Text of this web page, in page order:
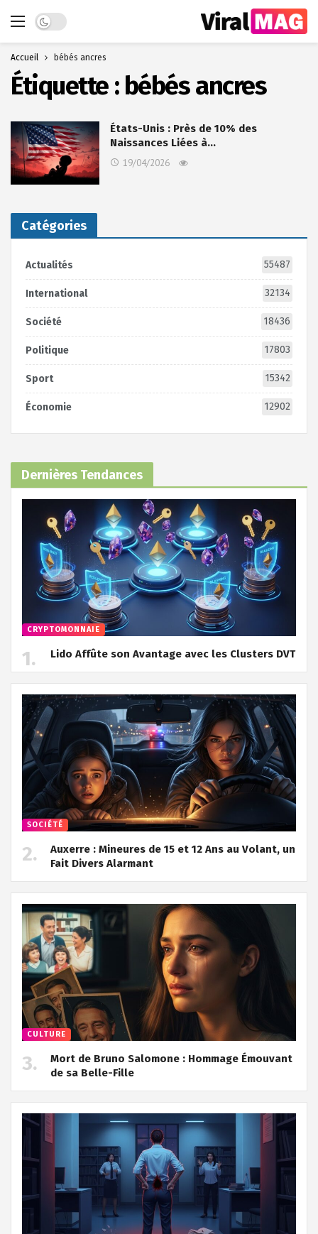
Dark mode
Accueil bébés ancres
Étiquette : bébés ancres
États-Unis : Près de 10% des
Naissances Liées à…
19/04/2026
Catégories
Actualités 55487
International 32134
Société 18436
Politique 17803
Sport 15342
Économie 12902
Dernières Tendances
CRYPTOMONNAIE
Lido Affûte son Avantage avec les Clusters DVT
SOCIÉTÉ
Auxerre : Mineures de 15 et 12 Ans au Volant, un
Fait Divers Alarmant
CULTURE
Mort de Bruno Salomone : Hommage Émouvant
de sa Belle-Fille